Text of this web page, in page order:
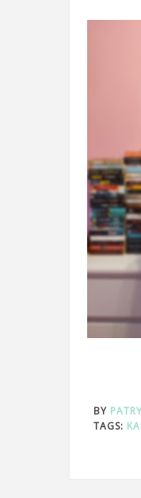
BY
TAGS: